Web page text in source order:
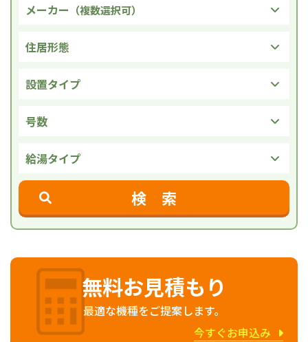
無料お見積もり
最適な機種をご提案します。
今すぐお申込み
メーカー （複数選択可）
住居形態
設置タイプ
号数
給湯タイプ
検 索